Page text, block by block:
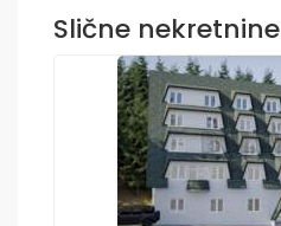
Slične nekretnine